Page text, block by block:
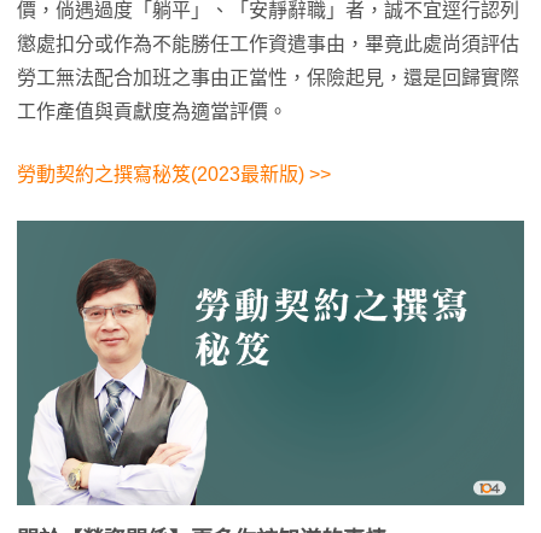
價，倘遇過度「躺平」、「安靜辭職」者，誠不宜逕行認列
懲處扣分或作為不能勝任工作資遣事由，畢竟此處尚須評估
勞工無法配合加班之事由正當性，保險起見，還是回歸實際
工作產值與貢獻度為適當評價。
勞動契約之撰寫秘笈(2023最新版) >>